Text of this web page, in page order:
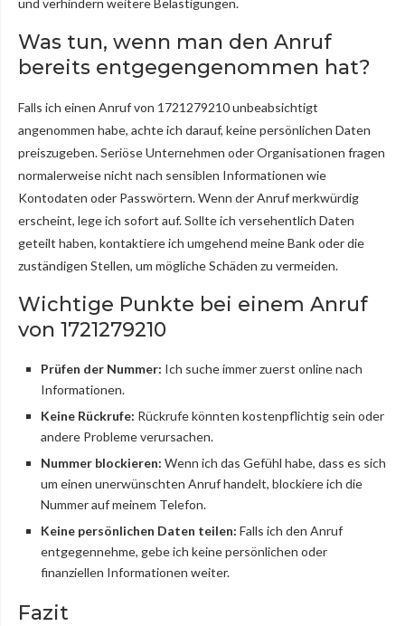
Was tun, wenn man den Anruf
bereits entgegengenommen hat?
Falls ich einen Anruf von 1721279210 unbeabsichtigt
angenommen habe, achte ich darauf, keine persönlichen Daten
preiszugeben. Seriöse Unternehmen oder Organisationen fragen
normalerweise nicht nach sensiblen Informationen wie
Kontodaten oder Passwörtern. Wenn der Anruf merkwürdig
erscheint, lege ich sofort auf. Sollte ich versehentlich Daten
geteilt haben, kontaktiere ich umgehend meine Bank oder die
zuständigen Stellen, um mögliche Schäden zu vermeiden.
Wichtige Punkte bei einem Anruf
von 1721279210
Prüfen der Nummer: Ich suche immer zuerst online nach
Informationen.
Keine Rückrufe: Rückrufe könnten kostenpflichtig sein oder
andere Probleme verursachen.
Nummer blockieren: Wenn ich das Gefühl habe, dass es sich
um einen unerwünschten Anruf handelt, blockiere ich die
Nummer auf meinem Telefon.
Keine persönlichen Daten teilen: Falls ich den Anruf
entgegennehme, gebe ich keine persönlichen oder
finanziellen Informationen weiter.
Fazit